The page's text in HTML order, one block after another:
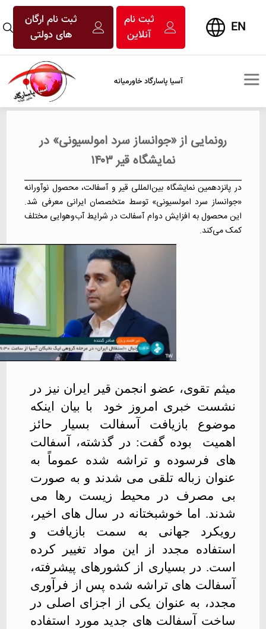
EN
ثبت نام
آنلاین
ثبت نام ارگان
های دولتی
آسیا پاسارگاد خاورمیانه
رونمایی از «جوانساز سرد امولسیونی» در
نمایشگاه قیر ۱۴۰۳
در پانزدهمین نمایشگاه بین‌المللی قیر و آسفالت، محصول نوآورانه
«جوانساز سرد امولسیونی» توسط متخصصان ایرانی معرفی شد.
این محصول به افزایش دوام آسفالت در شرایط آب‌وهوایی مختلف
کمک می‌کند. ​
میثم تقوی، عضو انجمن قیر ایران نیز در
نشست خبری امروز خود
با بیان اینکه
موضوع بازیافت آسفالت بسیار حائز
اهمیت
بوده گفت: در گذشته، آسفالت
های فرسوده و تراشه شده عموماً به
عنوان زباله تلقی می شدند و به صورت
بی مصرف در محیط زیست رها می
شدند. اما خوشبختانه در سال های اخیر،
رویکرد جهانی به سمت بازیافت و
استفاده مجدد از این مواد تغییر کرده
است. در بسیاری از کشورهای پیشرفته،
آسفالت های تراشه شده پس از فرآوری
مجدد، به عنوان یکی از اجزای اصلی در
ساخت آسفالت های جدید مورد استفاده